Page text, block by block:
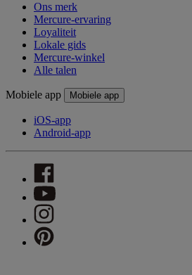
Ons merk
Mercure-ervaring
Loyaliteit
Lokale gids
Mercure-winkel
Alle talen
Mobiele app Mobiele app
iOS-app
Android-app